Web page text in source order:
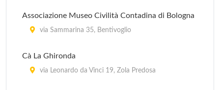
Associazione Museo Civilità Contadina di Bologna
via Sammarina 35, Bentivoglio
Cà La Ghironda
via Leonardo da Vinci 19, Zola Predosa